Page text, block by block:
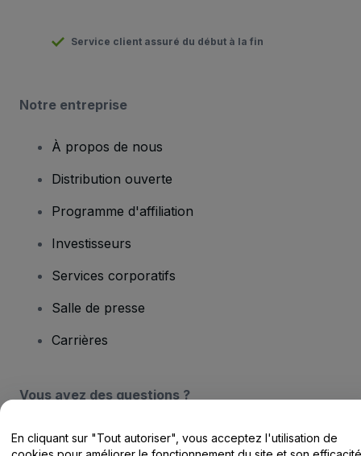
Service client assuré du début à la fin
Notre entreprise
À propos de nous
Distribution ouverte
Programme d'affiliation
Investisseurs
Services corporatifs
Salle de presse
Carrières
Vous avez des questions ?
Centre d'assistance / Nous contacter
En cliquant sur "Tout autoriser", vous acceptez l'utilisation de